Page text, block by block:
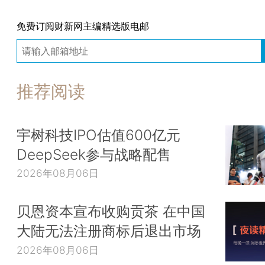
免费订阅财新网主编精选版电邮
推荐阅读
宇树科技IPO估值600亿元
DeepSeek参与战略配售
2026年08月06日
贝恩资本宣布收购贡茶 在中国
大陆无法注册商标后退出市场
2026年08月06日